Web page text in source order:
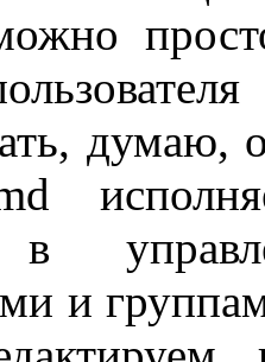
думаю,
в
и